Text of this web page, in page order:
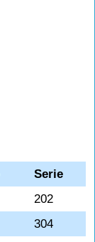
Serie
202
304